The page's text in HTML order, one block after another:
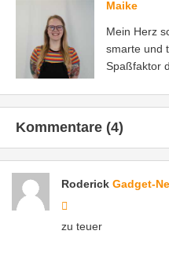
Maike
Mein Herz
smarte und
Spaßfaktor
Kommentare (4)
Roderick Gadget-
zu teuer